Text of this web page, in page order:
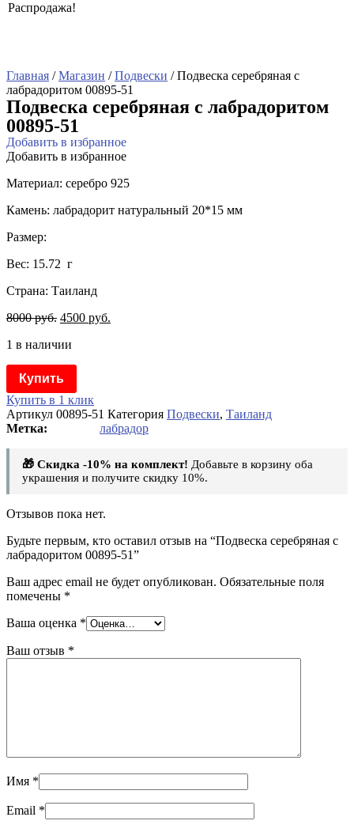
Распродажа!
Главная /Магазин /Подвески / Подвеска серебряная с
лабрадоритом 00895-51
Подвеска серебряная с лабрадоритом
00895-51
Добавить в избранное
Добавить в избранное
Материал: серебро 925
Камень: лабрадорит натуральный 20*15 мм
Размер:
Вес: 15.72 г
Страна: Таиланд
8000руб. 4500 руб.
1 в наличии
Купить
Купить в 1 клик
Артикул 00895-51 Категория Подвески, Таиланд
лабрадор
🎁 Скидка -10% на комплект! Добавьте в корзину оба
украшения и получите скидку 10%.
Отзывов пока нет.
Будьте первым, кто оставил отзыв на “Подвеска серебряная с
лабрадоритом 00895-51”
Ваш адрес email не будет опубликован. Обязательные поля
помечены *
Ваша оценка *
Ваш отзыв *
Имя *
Email *